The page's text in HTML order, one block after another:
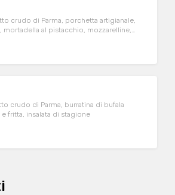
crudo di Parma, porchetta artigianale,
mortadella al pistacchio, mozzarelline,
crudo di Parma, burratina di bufala
fritta, insalata di stagione